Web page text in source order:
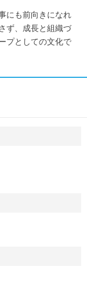
にも前向きになれ
ず、成長と組織づ
プとしての文化で